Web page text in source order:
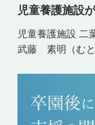
児童養護施設
児童養護施設
武藤 素明（む